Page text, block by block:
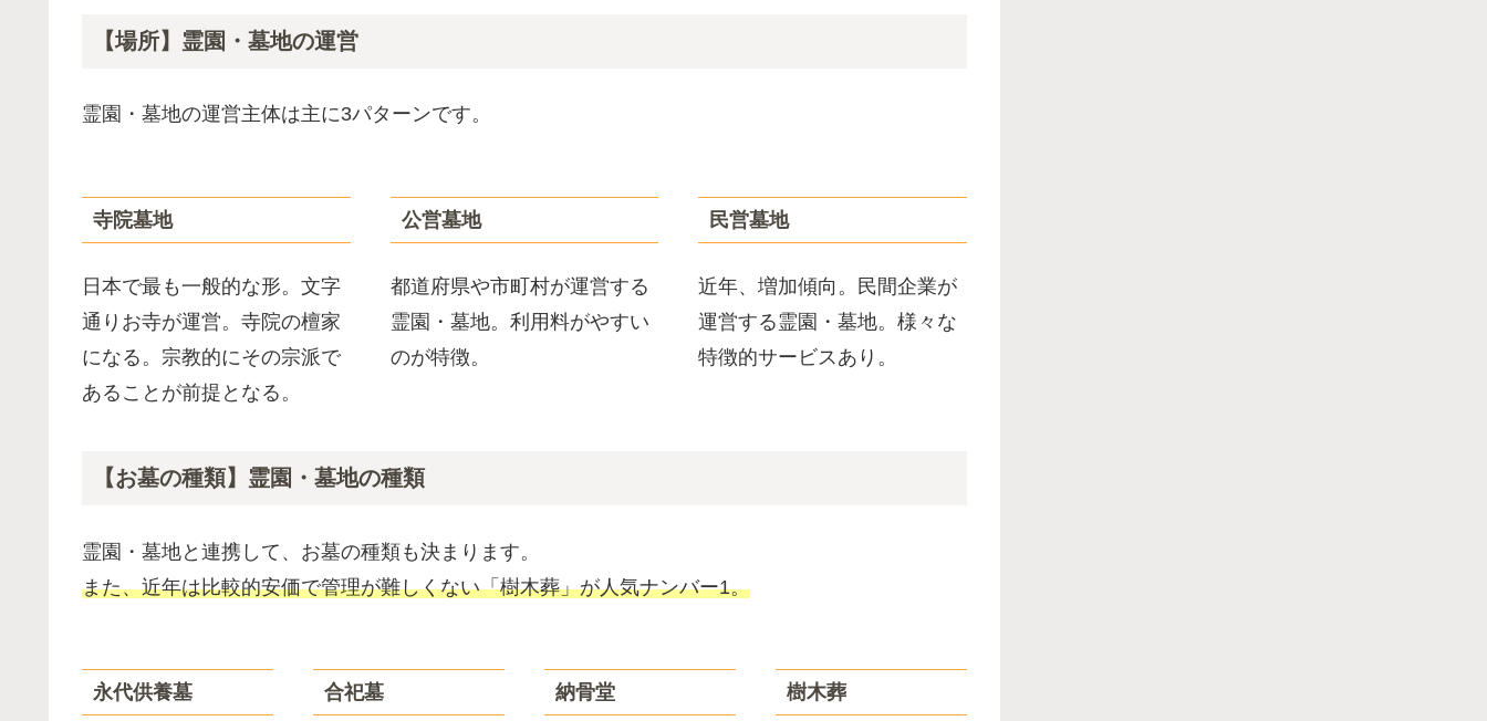
【場所】霊園・墓地の運営
霊園・墓地の運営主体は主に3パターンです。
寺院墓地
日本で最も一般的な形。文字
通りお寺が運営。寺院の檀家
になる。宗教的にその宗派で
あることが前提となる。
公営墓地
都道府県や市町村が運営する
霊園・墓地。利用料がやすい
のが特徴。
民営墓地
近年、増加傾向。民間企業が
運営する霊園・墓地。様々な
特徴的サービスあり。
【お墓の種類】霊園・墓地の種類
霊園・墓地と連携して、お墓の種類も決まります。
また、近年は比較的安価で管理が難しくない「樹木葬」が人気ナンバー1。
永代供養墓 合祀墓 納骨堂 樹木葬